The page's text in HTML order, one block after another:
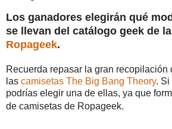
Los ganadores elegirán qué
se llevan del catálogo geek de
Ropageek.
Recuerda repasar la gran recopilación
las camisetas The Big Bang Theory. Si
podrías elegir una de ellas, ya que
de camisetas de Ropageek.